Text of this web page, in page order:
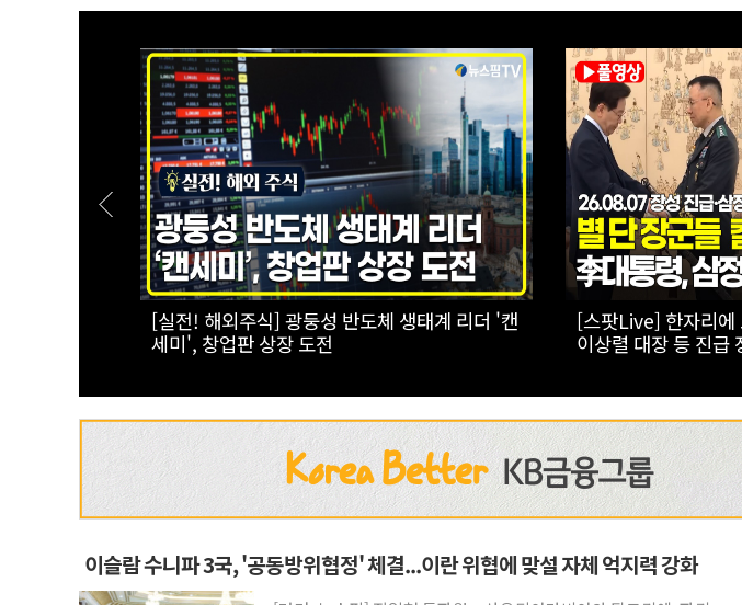
[폴리티션스토리] "800조 서남권 반도체 투자
를 위해"...김원이가 산자위에 남기로 한 이유
[스팟Live] 李대통령
치유해야…국가 책
이슬람 수니파 3국, '공동방위협정' 체결...이란 위협에 맞설 자체 억지력 강화